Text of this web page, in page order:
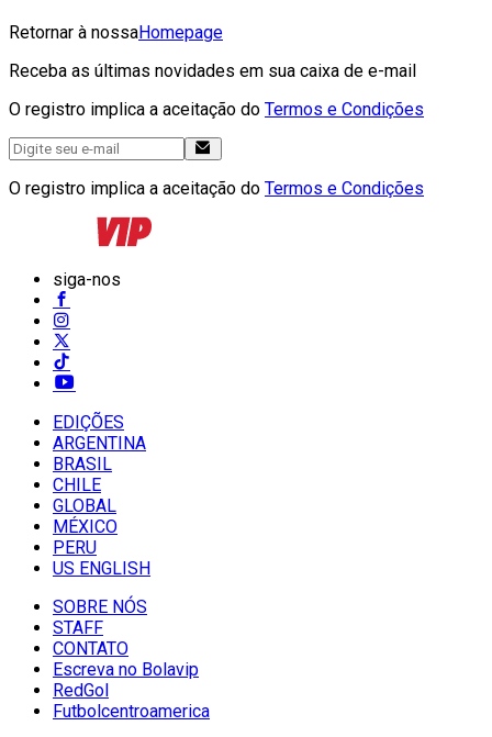
Retornar à nossaHomepage
Receba as últimas novidades em sua caixa de e-mail
O registro implica a aceitação do Termos e Condições
O registro implica a aceitação do Termos e Condições
siga-nos
EDIÇÕES
ARGENTINA
BRASIL
CHILE
GLOBAL
MÉXICO
PERU
US ENGLISH
SOBRE NÓS
STAFF
CONTATO
Escreva no Bolavip
RedGol
Futbolcentroamerica